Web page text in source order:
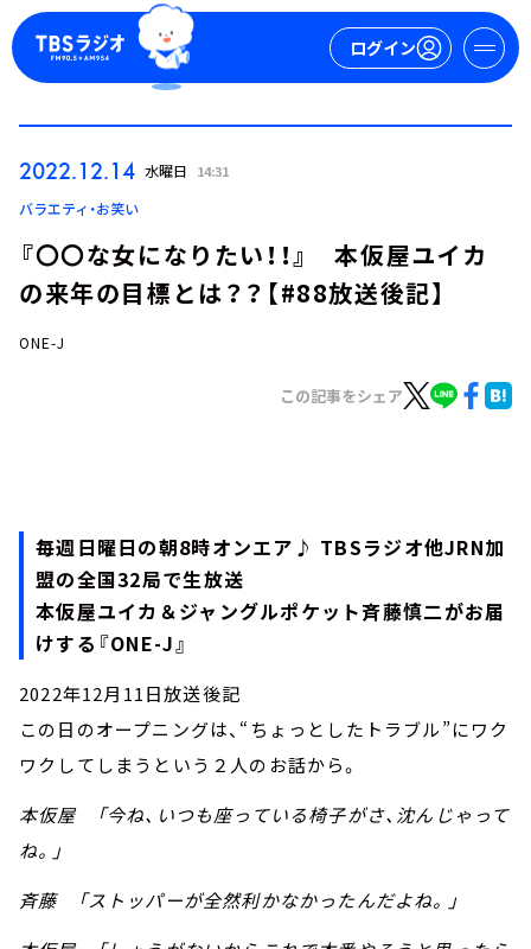
ログイン
ログイン
お知らせ
イベント・グッズ
YouTube
会社情報
2022.12.14 水曜日 14:31
バラエティ・お笑い
『〇〇な女になりたい！！』 本仮屋ユイカ
の来年の目標とは？？【#88放送後記】
ONE-J
この記事をシェア
毎週日曜日の朝8時オンエア♪ TBSラジオ他JRN加
盟の全国32局で生放送
本仮屋ユイカ＆ジャングルポケット斉藤慎二がお届
けする『ONE-J』
2022年12月11日放送後記
この日のオープニングは、“ちょっとしたトラブル”にワク
ワクしてしまうという２人のお話から。
本仮屋 「今ね、いつも座っている椅子がさ、沈んじゃって
ね。」
斉藤 「ストッパーが全然利かなかったんだよね。」